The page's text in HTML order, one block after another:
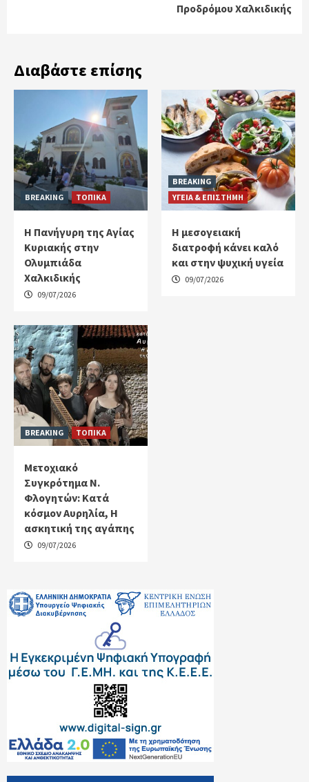
Προδρόμου Χαλκιδικής
Διαβάστε επίσης
BREAKING ΤΟΠΙΚΑ
Η Πανήγυρη της Αγίας
Κυριακής στην
Ολυμπιάδα
Χαλκιδικής
09/07/2026
BREAKING
ΥΓΕΙΑ & ΕΠΙΣΤΗΜΗ
H μεσογειακή
διατροφή κάνει καλό
και στην ψυχική υγεία
09/07/2026
BREAKING ΤΟΠΙΚΑ
Μετοχιακό
Συγκρότημα Ν.
Φλογητών: Κατά
κόσμον Αυρηλία, Η
ασκητική της αγάπης
09/07/2026